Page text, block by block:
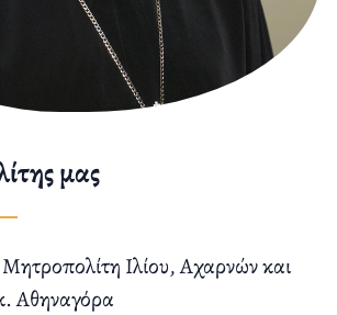
μας
Ιλίου, Αχαρνών και
Αθηναγόρα